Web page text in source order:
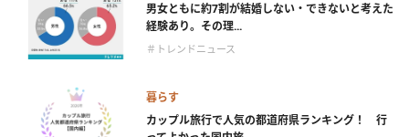
男女ともに約7割が結婚しない・できないと考えた
経験あり。その理...
＃トレンドニュース
暮らす
カップル旅行で人気の都道府県ランキング！ 行